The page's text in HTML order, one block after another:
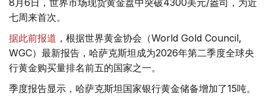
七周来首次。
据此前报道 ，根据世界黄金协会（World Gold Council,
WGC）最新报告，哈萨克斯坦成为2026年第二季度全球央
行黄金购买量排名前五的国家之一。
季度报告显示，哈萨克斯坦国家银行黄金储备增加了15吨。